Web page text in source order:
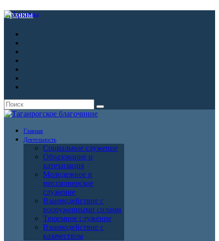
Архивы
Главная
Деятельность
Социальное служение
Образование и
катехизация
Молодежное и
миссионерское
служение
Взаимодействие с
вооруженными силами
Тюремное служение
Взаимодействие с
казачеством